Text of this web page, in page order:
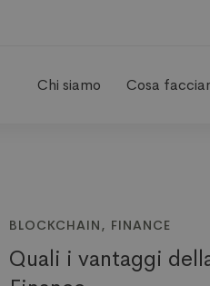
Chi siamo Cosa
BLOCKCHAIN, FINANCE
Quali i vantaggi